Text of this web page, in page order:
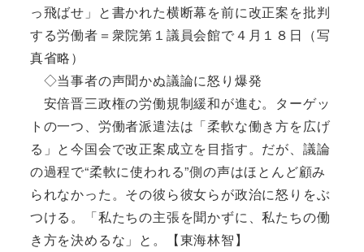
っ飛ばせ」と書かれた横断幕を前に改正案を批判
する労働者＝衆院第１議員会館で４月１８日（写
真省略）
◇当事者の声聞かぬ議論に怒り爆発
安倍晋三政権の労働規制緩和が進む。ターゲッ
トの一つ、労働者派遣法は「柔軟な働き方を広げ
る」と今国会で改正案成立を目指す。だが、議論
の過程で“柔軟に使われる”側の声はほとんど顧み
られなかった。その彼ら彼女らが政治に怒りをぶ
つける。「私たちの主張を聞かずに、私たちの働
き方を決めるな」と。【東海林智】